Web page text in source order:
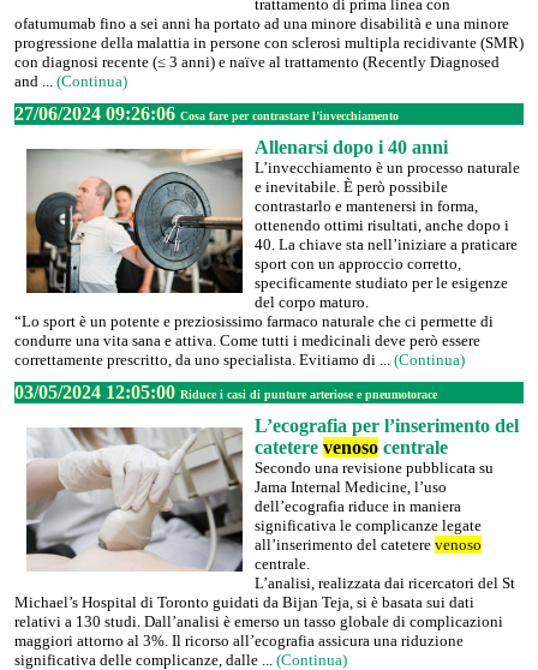
trattamento di prima linea con
ofatumumab fino a sei anni ha portato ad una minore disabilità e una minore
progressione della malattia in persone con sclerosi multipla recidivante (SMR)
con diagnosi recente (≤ 3 anni) e naïve al trattamento (Recently Diagnosed
and ... (Continua)
27/06/2024 09:26:06 Cosa fare per contrastare l’invecchiamento
Allenarsi dopo i 40 anni
L’invecchiamento è un processo naturale
e inevitabile. È però possibile
contrastarlo e mantenersi in forma,
ottenendo ottimi risultati, anche dopo i
40. La chiave sta nell’iniziare a praticare
sport con un approccio corretto,
specificamente studiato per le esigenze
del corpo maturo.
“Lo sport è un potente e preziosissimo farmaco naturale che ci permette di
condurre una vita sana e attiva. Come tutti i medicinali deve però essere
correttamente prescritto, da uno specialista. Evitiamo di ... (Continua)
03/05/2024 12:05:00 Riduce i casi di punture arteriose e pneumotorace
L’ecografia per l’inserimento del
catetere venoso centrale
Secondo una revisione pubblicata su
Jama Internal Medicine, l’uso
dell’ecografia riduce in maniera
significativa le complicanze legate
all’inserimento del catetere venoso
centrale.
L’analisi, realizzata dai ricercatori del St
Michael’s Hospital di Toronto guidati da Bijan Teja, si è basata sui dati
relativi a 130 studi. Dall’analisi è emerso un tasso globale di complicazioni
maggiori attorno al 3%. Il ricorso all’ecografia assicura una riduzione
significativa delle complicanze, dalle ... (Continua)